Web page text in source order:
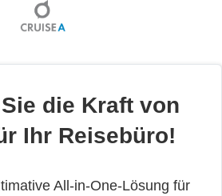
die Kraft von
Ihr Reisebüro!
All-in-One-Lösung für